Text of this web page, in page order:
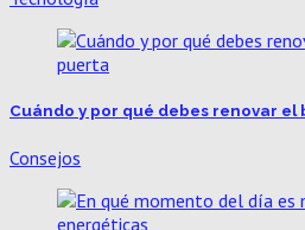
Cuándo y por qué debes renovar
Consejos